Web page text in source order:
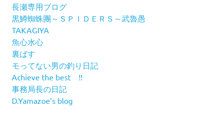
長瀬専用ブログ
黒鱒蜘蛛團～ＳＰＩＤＥＲＳ～武魯愚
TAKAGIYA
魚心水心
裏ばす
モってない男の釣り日記
Achieve the best !!
事務局長の日記
D.Yamazoe’s blog